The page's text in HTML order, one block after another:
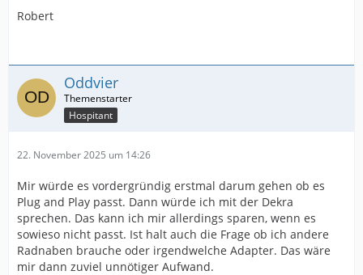
Robert
Oddvier
Hospitant
22. November 2025 um 14:26
Mir würde es vordergründig erstmal darum gehen ob es
Plug and Play passt. Dann würde ich mit der Dekra
sprechen. Das kann ich mir allerdings sparen, wenn es
sowieso nicht passt. Ist halt auch die Frage ob ich andere
Radnaben brauche oder irgendwelche Adapter. Das wäre
mir dann zuviel unnötiger Aufwand.